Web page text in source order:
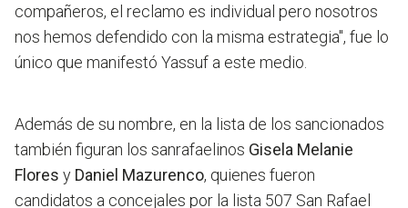
compañeros, el reclamo es individual pero nosotros
nos hemos defendido con la misma estrategia", fue lo
único que manifestó Yassuf a este medio.
Además de su nombre, en la lista de los sancionados
también figuran los sanrafaelinos Gisela Melanie
Flores y Daniel Mazurenco, quienes fueron
candidatos a concejales por la lista 507 San Rafael